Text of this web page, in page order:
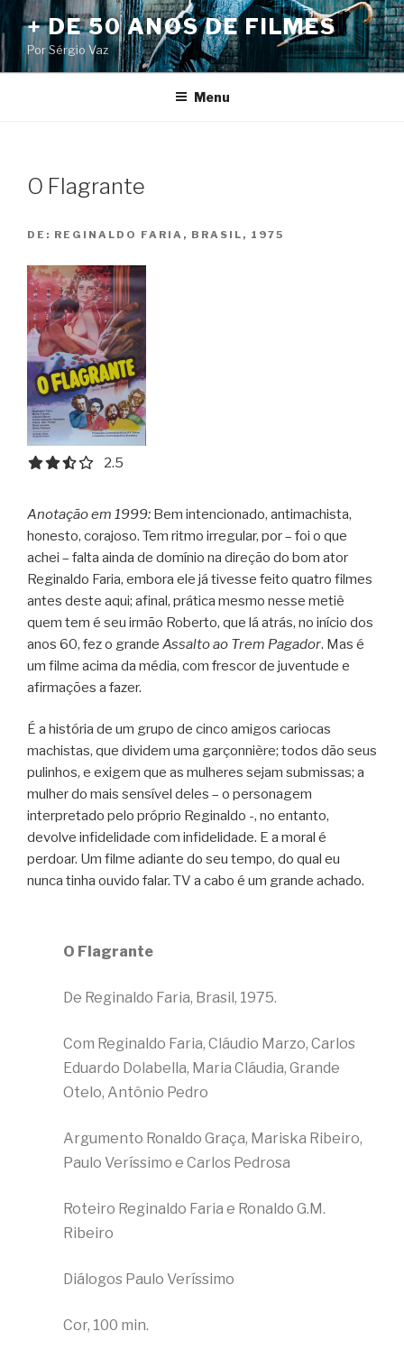
Pular
para
o
conteúdo
+ DE 50 ANOS DE FILMES
Por Sérgio Vaz
Menu
O Flagrante
DE: REGINALDO FARIA, BRASIL, 1975
2.5 out of 5.0 stars
2.5
Anotação em 1999: Bem intencionado, antimachista,
honesto, corajoso. Tem ritmo irregular, por – foi o que
achei – falta ainda de domínio na direção do bom ator
Reginaldo Faria, embora ele já tivesse feito quatro filmes
antes deste aqui; afinal, prática mesmo nesse metiê
quem tem é seu irmão Roberto, que lá atrás, no início dos
anos 60, fez o grande Assalto ao Trem Pagador. Mas é
um filme acima da média, com frescor de juventude e
afirmações a fazer.
É a história de um grupo de cinco amigos cariocas
machistas, que dividem uma garçonnière; todos dão seus
pulinhos, e exigem que as mulheres sejam submissas; a
mulher do mais sensível deles – o personagem
interpretado pelo próprio Reginaldo -, no entanto,
devolve infidelidade com infidelidade. E a moral é
perdoar. Um filme adiante do seu tempo, do qual eu
nunca tinha ouvido falar. TV a cabo é um grande achado.
O Flagrante
De Reginaldo Faria, Brasil, 1975.
Com Reginaldo Faria, Cláudio Marzo, Carlos
Eduardo Dolabella, Maria Cláudia, Grande
Otelo, Antônio Pedro
Argumento Ronaldo Graça, Mariska Ribeiro,
Paulo Veríssimo e Carlos Pedrosa
Roteiro Reginaldo Faria e Ronaldo G.M.
Ribeiro
Diálogos Paulo Veríssimo
Cor, 100 min.